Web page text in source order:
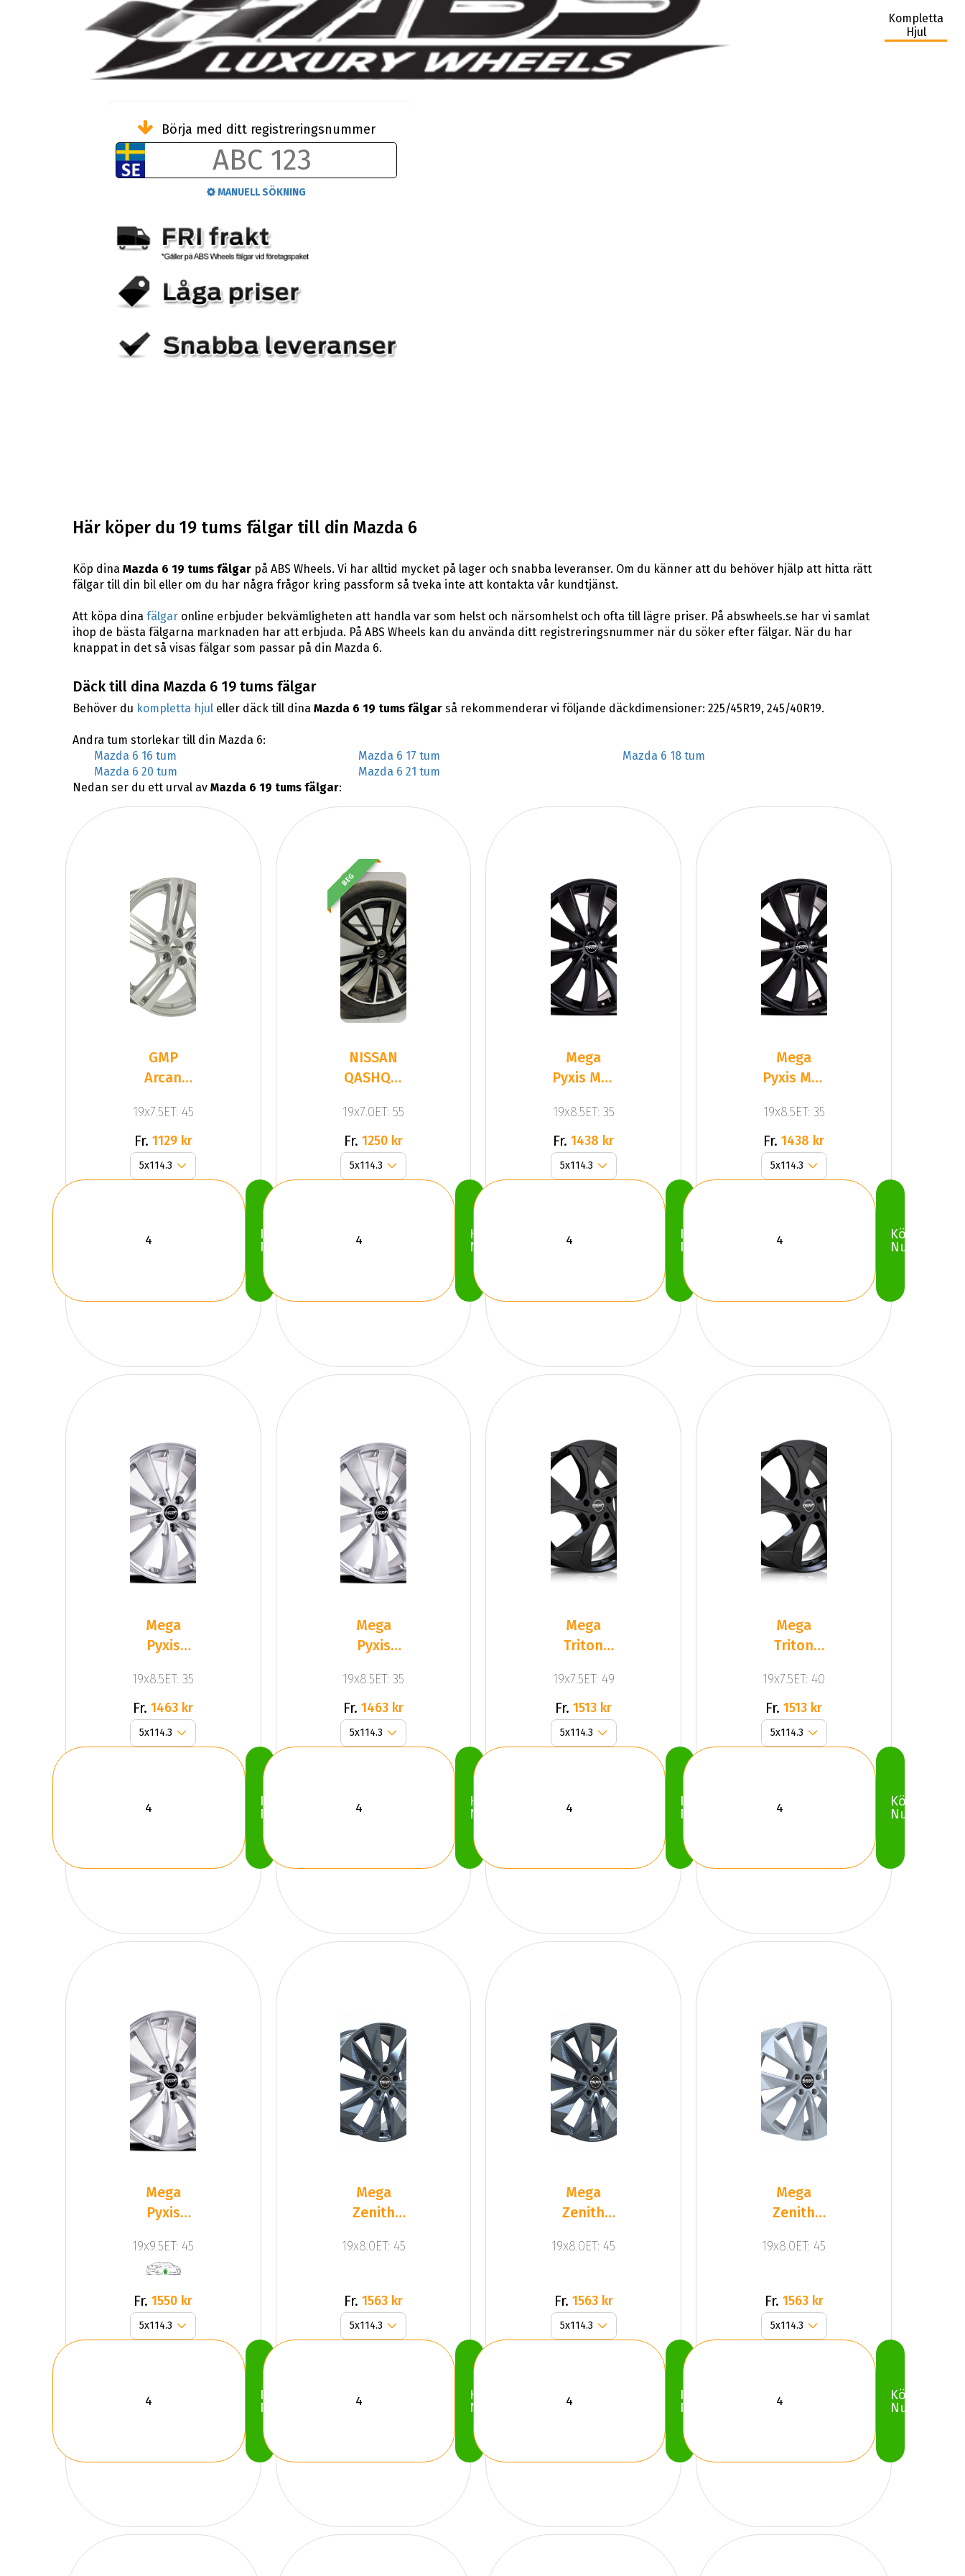
Kompletta
Hjul
Börja med ditt registreringsnummer
MANUELL SÖKNING
Här köper du 19 tums fälgar till din Mazda 6
Köp dina Mazda 6 19 tums fälgarpå ABS Wheels. Vi har alltid mycket på lager och snabba leveranser. Om du känner att du behöver hjälp att hitta rätt
fälgar till din bil eller om du har några frågor kring passform så tveka inte att kontakta vår kundtjänst.
Att köpa dina fälgaronline erbjuder bekvämligheten att handla var som helst och närsomhelst och ofta till lägre priser. På abswheels.se har vi samlat
ihop de bästa fälgarna marknaden har att erbjuda. På ABS Wheels kan du använda ditt registreringsnummer när du söker efter fälgar. När du har
knappat in det så visas fälgar som passar på din Mazda 6.
Däck till dina Mazda 6 19 tums fälgar
Behöver du kompletta hjuleller däck till dina Mazda 6 19 tums fälgarså rekommenderar vi följande däckdimensioner: 225/45R19, 245/40R19.
Andra tum storlekar till din Mazda 6:
Mazda 6 16 tum
Mazda 6 17 tum
Mazda 6 18 tum
Mazda 6 20 tum
Mazda 6 21 tum
Nedan ser du ett urval av Mazda 6 19 tums fälgar:
GMP
Arcan
19x7.5ET: 45
Fr. 1129 kr
Köp
Nu
BEG
NISSAN
QASHQAI
BEG
19x7.0ET: 55
Fr. 1250 kr
Köp
Nu
Mega
Pyxis Mat
19x8.5ET: 35
Fr. 1438 kr
Köp
Nu
Mega
Pyxis Mat
19x8.5ET: 35
Fr. 1438 kr
Köp
Nu
Mega
Pyxis
Silver
19x8.5ET: 35
Fr. 1463 kr
Köp
Nu
Mega
Pyxis
Silver
19x8.5ET: 35
Fr. 1463 kr
Köp
Nu
Mega
Triton
19x7.5ET: 49
Fr. 1513 kr
Köp
Nu
Mega
Triton
19x7.5ET: 40
Fr. 1513 kr
Köp
Nu
Mega
Pyxis
Silver
19x9.5ET: 45
Fr. 1550 kr
Köp
Nu
Mega
Zenith
Grey
19x8.0ET: 45
Fr. 1563 kr
Köp
Nu
Mega
Zenith
Grey
19x8.0ET: 45
Fr. 1563 kr
Köp
Nu
Mega
Zenith
Silver
19x8.0ET: 45
Fr. 1563 kr
Köp
Nu